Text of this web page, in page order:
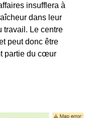
insufflera à
dans leur
travail. Le centre
peut donc être
partie du cœur